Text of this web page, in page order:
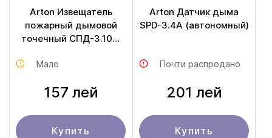
Arton Извещатель
пожарный дымовой
точечный СПД-3.10M
Мало
157 лей
Купить
Arton Датчик дыма
SPD-3.4A (автономный)
Почти распродано
201 лей
Купить